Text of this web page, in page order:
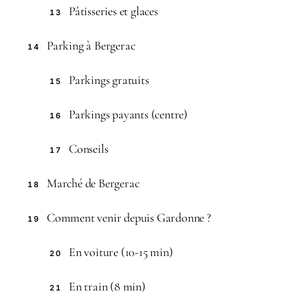
13 Pâtisseries et glaces
14 Parking à Bergerac
15 Parkings gratuits
16 Parkings payants (centre)
17 Conseils
18 Marché de Bergerac
19 Comment venir depuis Gardonne ?
20 En voiture (10-15 min)
21 En train (8 min)